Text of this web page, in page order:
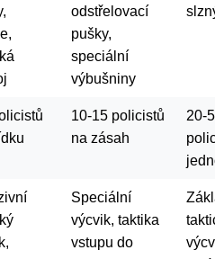
odstřelovací
pušky,
speciální
výbušniny
10-15 policistů
na zásah
20-
Speciální
výcvik, taktika
vstupu do